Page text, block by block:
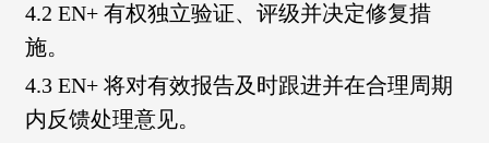
4.2 EN+ 有权独立验证、评级并决定修复措
施。
4.3 EN+ 将对有效报告及时跟进并在合理周期
内反馈处理意见。